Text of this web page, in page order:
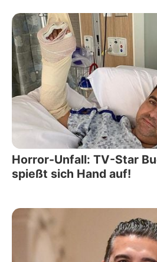
Horror-Unfall: TV-Star
spießt sich Hand auf!